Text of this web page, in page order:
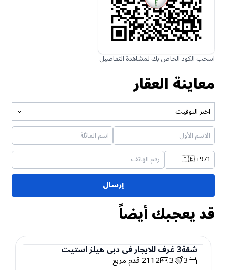
اسحب الكود الخاص بك لمشاهدة التفاصيل
معاينة العقار
اختر التوقيت
🇦🇪+971
إرسال
قد يعجبك أيضاً
شقة
شقة3غرفللايجارفيدبي هيلز استيت
3
3
2112قدم مربع